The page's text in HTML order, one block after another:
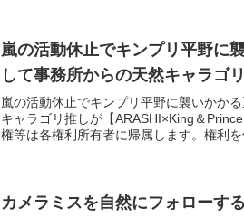
嵐の活動休止でキンプリ平野に
して事務所からの天然キャラゴ
嵐の活動休止でキンプリ平野に襲いかか
キャラゴリ推しが【ARASHI×King＆
権等は各権利所有者に帰属します。権利を
カメラミスを自然にフォローす